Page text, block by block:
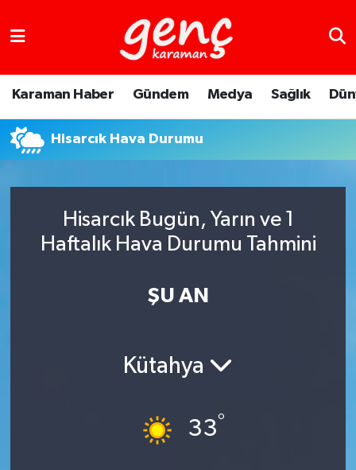
Karaman Haber Gündem Medya Sağlık
Hisarcık Hava Durumu
Hisarcık Bugün, Yarın ve 1
Haftalık Hava Durumu Tahmini
ŞU AN
Kütahya
33°